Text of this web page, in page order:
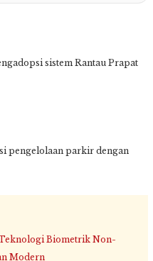
sistem Rantau Prapat
pengelolaan parkir dengan
Biometrik Non-
Modern